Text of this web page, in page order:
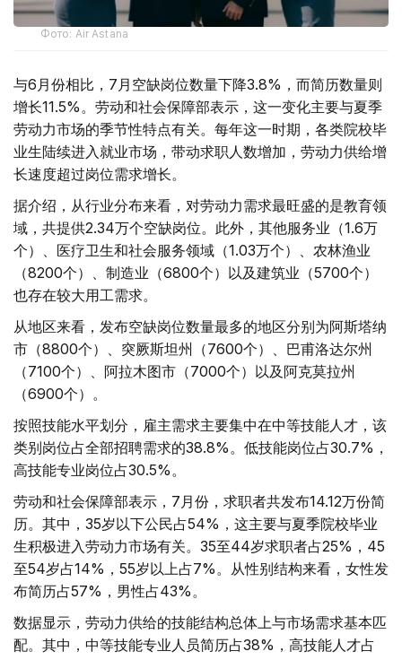
Фото: Air Astana
与6月份相比，7月空缺岗位数量下降3.8%，而简历数量则
增长11.5%。劳动和社会保障部表示，这一变化主要与夏季
劳动力市场的季节性特点有关。每年这一时期，各类院校毕
业生陆续进入就业市场，带动求职人数增加，劳动力供给增
长速度超过岗位需求增长。
据介绍，从行业分布来看，对劳动力需求最旺盛的是教育领
域，共提供2.34万个空缺岗位。此外，其他服务业（1.6万
个）、医疗卫生和社会服务领域（1.03万个）、农林渔业
（8200个）、制造业（6800个）以及建筑业（5700个）
也存在较大用工需求。
从地区来看，发布空缺岗位数量最多的地区分别为阿斯塔纳
市（8800个）、突厥斯坦州（7600个）、巴甫洛达尔州
（7100个）、阿拉木图市（7000个）以及阿克莫拉州
（6900个）。
按照技能水平划分，雇主需求主要集中在中等技能人才，该
类别岗位占全部招聘需求的38.8%。低技能岗位占30.7%，
高技能专业岗位占30.5%。
劳动和社会保障部表示，7月份，求职者共发布14.12万份简
历。其中，35岁以下公民占54%，这主要与夏季院校毕业
生积极进入劳动力市场有关。35至44岁求职者占25%，45
至54岁占14%，55岁以上占7%。从性别结构来看，女性发
布简历占57%，男性占43%。
数据显示，劳动力供给的技能结构总体上与市场需求基本匹
配。其中，中等技能专业人员简历占38%，高技能人才占